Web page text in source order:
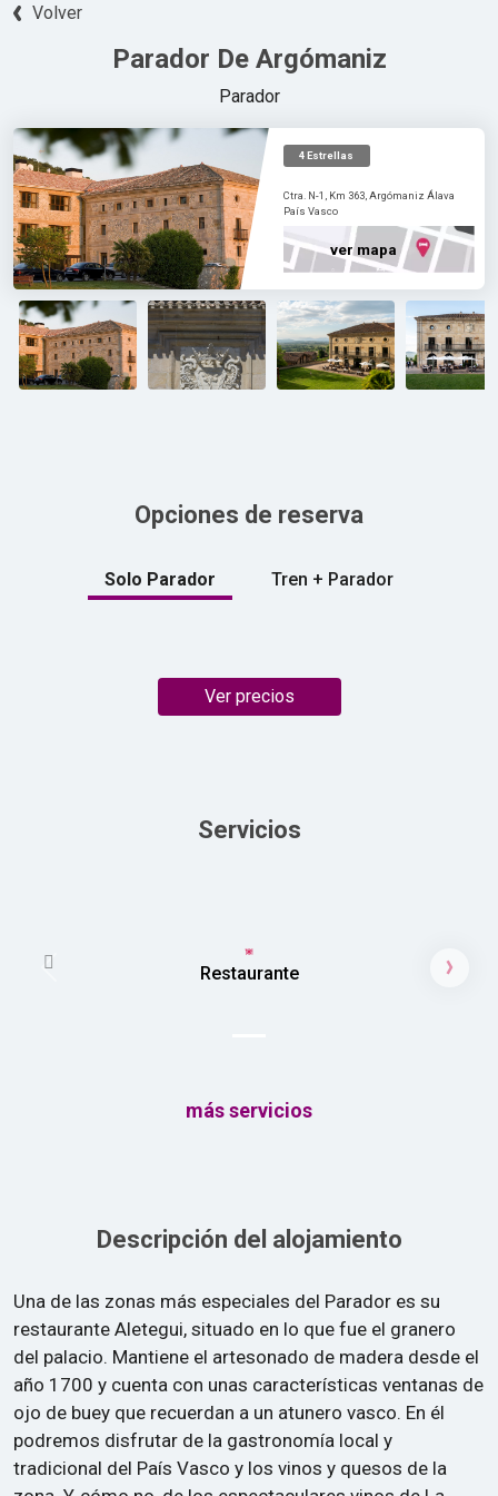
Volver
Parador De Argómaniz
Parador
Opciones de reserva
Solo Parador Tren + Parador
Ver precios
Servicios
Restaurante Next
más servicios
Descripción del alojamiento
Una de las zonas más especiales del Parador es su
restaurante Aletegui, situado en lo que fue el granero
del palacio. Mantiene el artesonado de madera desde el
año 1700 y cuenta con unas características ventanas de
ojo de buey que recuerdan a un atunero vasco. En él
podremos disfrutar de la gastronomía local y
tradicional del País Vasco y los vinos y quesos de la